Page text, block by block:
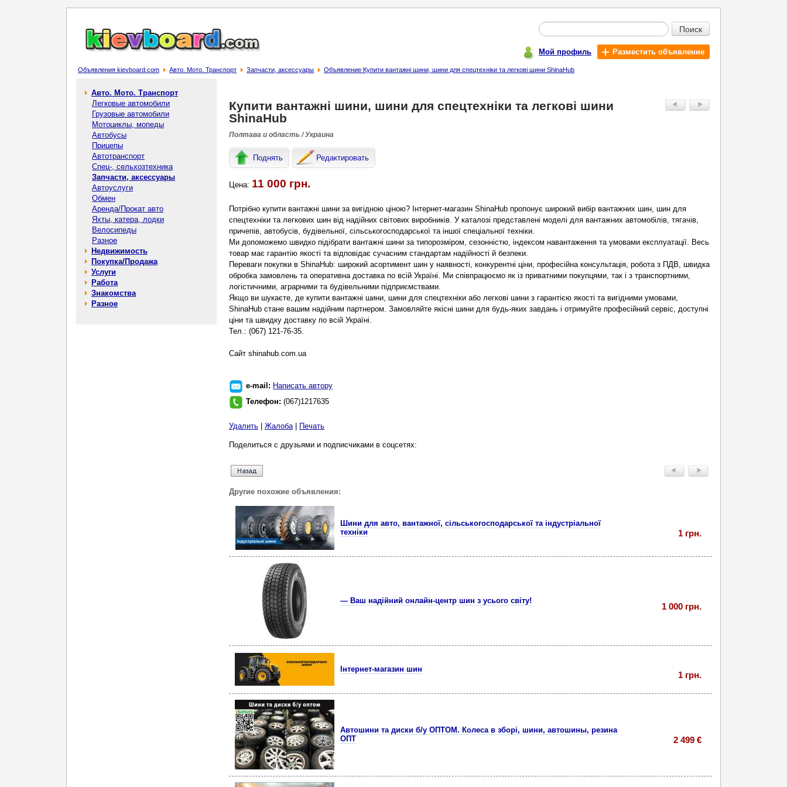
Поиск
Мой профиль Разместить объявление
Объявления kievboard.com Авто. Мото. Транспорт Запчасти, аксессуары Объявление Купити вантажні шини, шини для спецтехніки та легкові шини ShinaHub
Авто. Мото. Транспорт
Легковые автомобили
Грузовые автомобили
Мотоциклы, мопеды
Автобусы
Прицепы
Автотранспорт
Спец-, cельхозтехника
Запчасти, аксессуары
Автоуслуги
Обмен
Аренда/Прокат авто
Яхты, катера, лодки
Велосипеды
Разное
Недвижимость
Покупка/Продажа
Услуги
Работа
Знакомства
Разное
Купити вантажні шини, шини для спецтехніки та легкові шини
ShinaHub
Полтава и область / Украина
Поднять Редактировать
Цена: 11 000 грн.
Потрібно купити вантажні шини за вигідною ціною? Інтернет-магазин ShinaHub пропонує широкий вибір вантажних шин, шин для
спецтехніки та легкових шин від надійних світових виробників. У каталозі представлені моделі для вантажних автомобілів, тягачів,
причепів, автобусів, будівельної, сільськогосподарської та іншої спеціальної техніки.
Ми допоможемо швидко підібрати вантажні шини за типорозміром, сезонністю, індексом навантаження та умовами експлуатації. Весь
товар має гарантію якості та відповідає сучасним стандартам надійності й безпеки.
Переваги покупки в ShinaHub: широкий асортимент шин у наявності, конкурентні ціни, професійна консультація, робота з ПДВ, швидка
обробка замовлень та оперативна доставка по всій Україні. Ми співпрацюємо як із приватними покупцями, так і з транспортними,
логістичними, аграрними та будівельними підприємствами.
Якщо ви шукаєте, де купити вантажні шини, шини для спецтехніки або легкові шини з гарантією якості та вигідними умовами,
ShinaHub стане вашим надійним партнером. Замовляйте якісні шини для будь-яких завдань і отримуйте професійний сервіс, доступні
ціни та швидку доставку по всій Україні.
Тел.: (067) 121-76-35.
Cайт shinahub.com.ua
e-mail: Написать автору
Телефон: (067)1217635
Удалить Жалоба| Печать
Поделиться с друзьями и подписчиками в соцсетях:
Другие похожие объявления:
Шини для авто, вантажної, сільськогосподарської та індустріальної
техніки
1 грн.
— Ваш надійний онлайн-центр шин з усього світу!
1 000 грн.
Інтернет-магазин шин
1 грн.
Автошини та диски б/у ОПТОМ. Колеса в зборі, шини, автошины, резина
ОПТ
2 499 €